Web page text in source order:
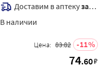
Доставим в аптекузавтра
В наличии
Цена: 83.82 11
74.60₽